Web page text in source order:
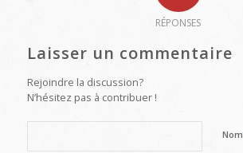
RÉPONSES
Laisser un commentaire
Rejoindre la discussion?
N’hésitez pas à contribuer !
Nom